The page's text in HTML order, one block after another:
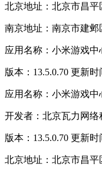
北京地址：北京市昌平
南京地址：南京市建
应用名称：小米游戏中
版本：13.5.0.70 更新时
应用名称：小米游戏中
开发者：北京瓦力网络
版本：13.5.0.70 更新时
北京地址：北京市昌平